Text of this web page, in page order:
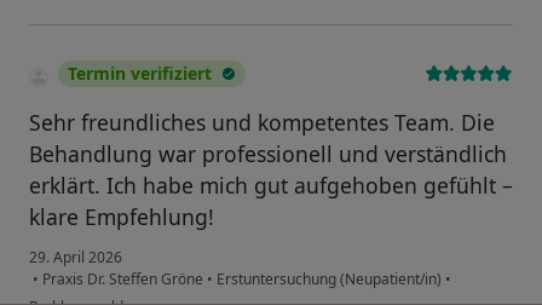
Termin verifiziert
Sehr freundliches und kompetentes Team. Die
Behandlung war professionell und verständlich
erklärt. Ich habe mich gut aufgehoben gefühlt –
klare Empfehlung!
29. April 2026
• Praxis Dr. Steffen Gröne • Erstuntersuchung (Neupatient/in) •